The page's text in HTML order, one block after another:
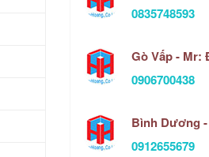
0835748593
Gò Vấp - Mr:
0906700438
Bình Dương
0912655679